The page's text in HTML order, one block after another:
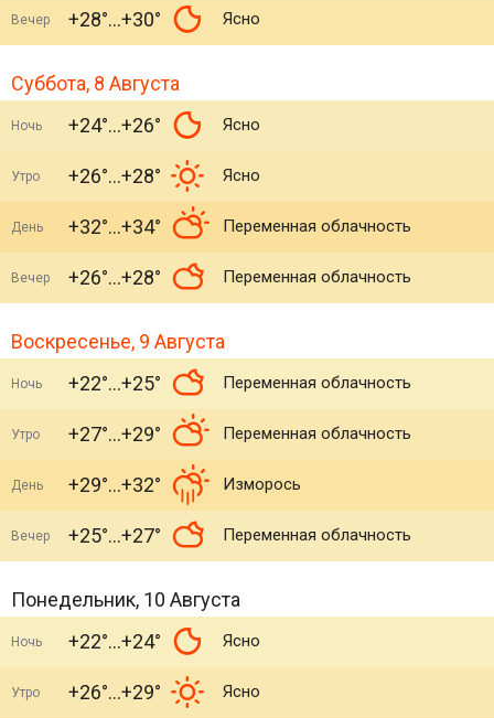
Вечер +28° +30° Ясно
Суббота, 8 Августа
Ночь +24° +26° Ясно
Утро +26° +28° Ясно
День +32° +34° Переменная облачность
Вечер +26° +28° Переменная облачность
Воскресенье, 9 Августа
Ночь +22° +25° Переменная облачность
Утро +27° +29° Переменная облачность
День +29° +32° Изморось
Вечер +25° +27° Переменная облачность
Понедельник, 10 Августа
Ночь +22° +24° Ясно
Утро +26° +29° Ясно